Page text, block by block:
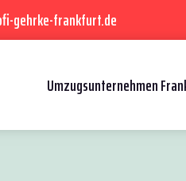
gehrke-frankfurt.de
Umzugsunternehmen